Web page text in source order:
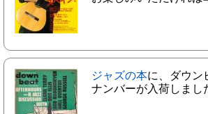
ジャズの本に、ダウン
ナンバーが入荷しまし